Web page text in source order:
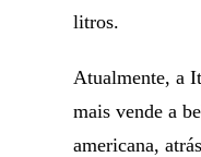
litros.
Atualmente, a
mais vende a
americana,